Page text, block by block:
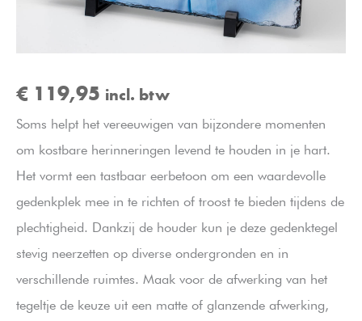
€ 119,95 incl. btw
Soms helpt het vereeuwigen van bijzondere momenten
om kostbare herinneringen levend te houden in je hart.
Het vormt een tastbaar eerbetoon om een waardevolle
gedenkplek mee in te richten of troost te bieden tijdens de
plechtigheid. Dankzij de houder kun je deze gedenktegel
stevig neerzetten op diverse ondergronden en in
verschillende ruimtes. Maak voor de afwerking van het
tegeltje de keuze uit een matte of glanzende afwerking,